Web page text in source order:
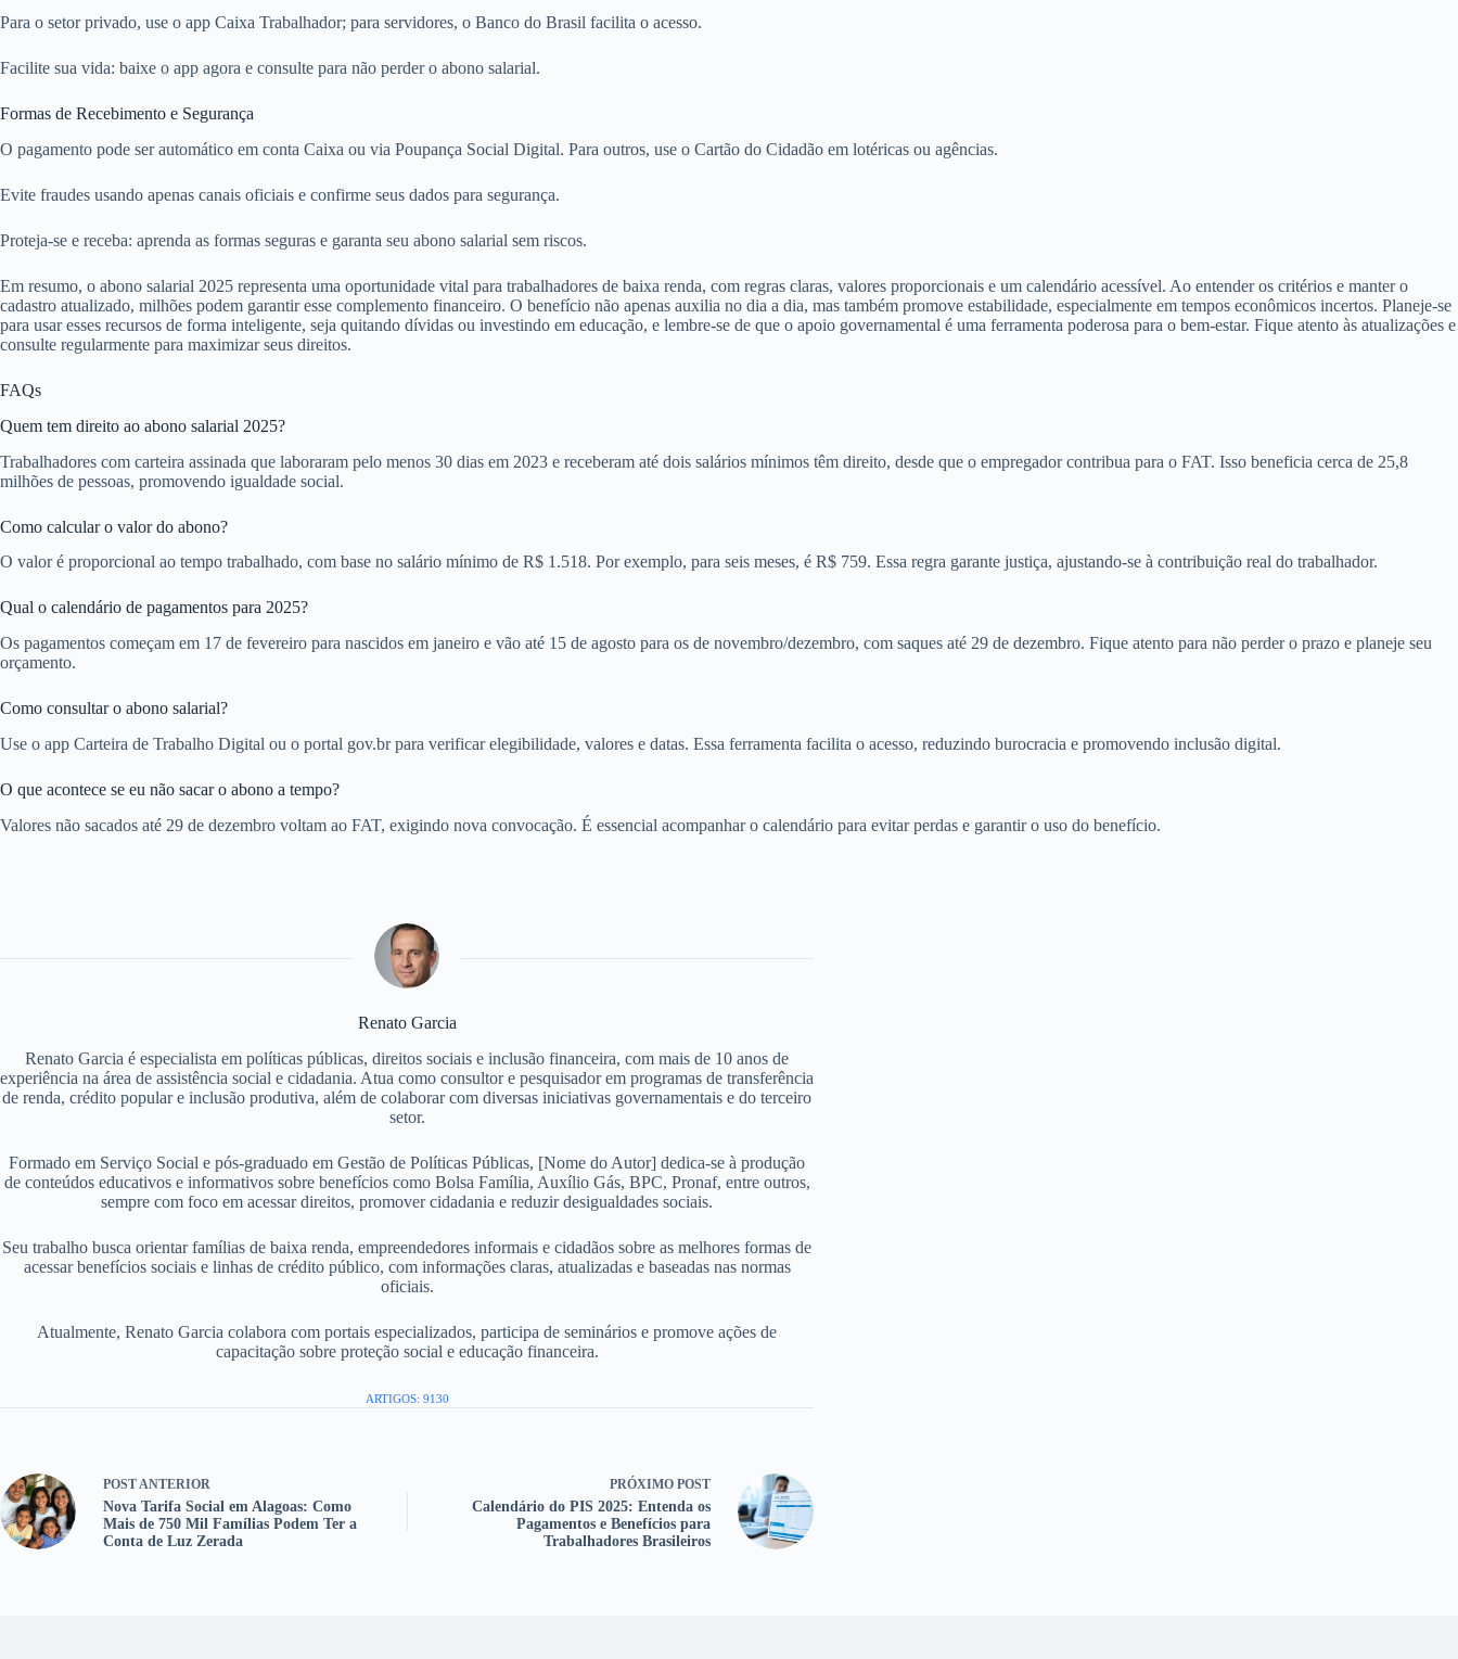
Para o setor privado, use o app Caixa Trabalhador; para servidores, o Banco do Brasil facilita o acesso.
Facilite sua vida: baixe o app agora e consulte para não perder o abono salarial.
Formas de Recebimento e Segurança
O pagamento pode ser automático em conta Caixa ou via Poupança Social Digital. Para outros, use o Cartão do Cidadão em lotéricas ou agências.
Evite fraudes usando apenas canais oficiais e confirme seus dados para segurança.
Proteja-se e receba: aprenda as formas seguras e garanta seu abono salarial sem riscos.
Em resumo, o abono salarial 2025 representa uma oportunidade vital para trabalhadores de baixa renda, com regras claras, valores proporcionais e um calendário acessível. Ao entender os critérios e manter o
cadastro atualizado, milhões podem garantir esse complemento financeiro. O benefício não apenas auxilia no dia a dia, mas também promove estabilidade, especialmente em tempos econômicos incertos. Planeje-se
para usar esses recursos de forma inteligente, seja quitando dívidas ou investindo em educação, e lembre-se de que o apoio governamental é uma ferramenta poderosa para o bem-estar. Fique atento às atualizações e
consulte regularmente para maximizar seus direitos.
FAQs
Quem tem direito ao abono salarial 2025?
Trabalhadores com carteira assinada que laboraram pelo menos 30 dias em 2023 e receberam até dois salários mínimos têm direito, desde que o empregador contribua para o FAT. Isso beneficia cerca de 25,8
milhões de pessoas, promovendo igualdade social.
Como calcular o valor do abono?
O valor é proporcional ao tempo trabalhado, com base no salário mínimo de R$ 1.518. Por exemplo, para seis meses, é R$ 759. Essa regra garante justiça, ajustando-se à contribuição real do trabalhador.
Qual o calendário de pagamentos para 2025?
Os pagamentos começam em 17 de fevereiro para nascidos em janeiro e vão até 15 de agosto para os de novembro/dezembro, com saques até 29 de dezembro. Fique atento para não perder o prazo e planeje seu
orçamento.
Como consultar o abono salarial?
Use o app Carteira de Trabalho Digital ou o portal gov.br para verificar elegibilidade, valores e datas. Essa ferramenta facilita o acesso, reduzindo burocracia e promovendo inclusão digital.
O que acontece se eu não sacar o abono a tempo?
Valores não sacados até 29 de dezembro voltam ao FAT, exigindo nova convocação. É essencial acompanhar o calendário para evitar perdas e garantir o uso do benefício.
Renato Garcia
Renato Garcia é especialista em políticas públicas, direitos sociais e inclusão financeira, com mais de 10 anos de
experiência na área de assistência social e cidadania. Atua como consultor e pesquisador em programas de transferência
de renda, crédito popular e inclusão produtiva, além de colaborar com diversas iniciativas governamentais e do terceiro
setor.
Formado em Serviço Social e pós-graduado em Gestão de Políticas Públicas, [Nome do Autor] dedica-se à produção
de conteúdos educativos e informativos sobre benefícios como Bolsa Família, Auxílio Gás, BPC, Pronaf, entre outros,
sempre com foco em acessar direitos, promover cidadania e reduzir desigualdades sociais.
Seu trabalho busca orientar famílias de baixa renda, empreendedores informais e cidadãos sobre as melhores formas de
acessar benefícios sociais e linhas de crédito público, com informações claras, atualizadas e baseadas nas normas
oficiais.
Atualmente, Renato Garcia colabora com portais especializados, participa de seminários e promove ações de
capacitação sobre proteção social e educação financeira.
ARTIGOS: 9130
POST ANTERIOR
Nova Tarifa Social em Alagoas: Como
Mais de 750 Mil Famílias Podem Ter a
Conta de Luz Zerada
PRÓXIMO POST
Calendário do PIS 2025: Entenda os
Pagamentos e Benefícios para
Trabalhadores Brasileiros